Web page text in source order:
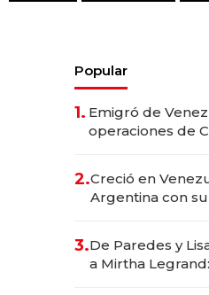
Popular
1. Emigró de
operaciones de
2.Creció en
Argentina con
las marcas "fast
3.De Paredes y
a Mirtha